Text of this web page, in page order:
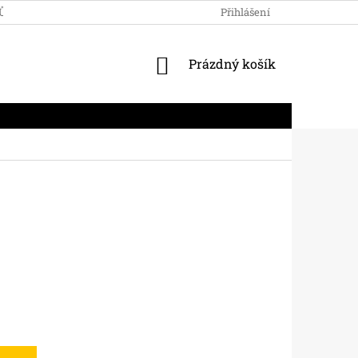
Přihlášení
NÁKUPNÍ
Prázdný košík